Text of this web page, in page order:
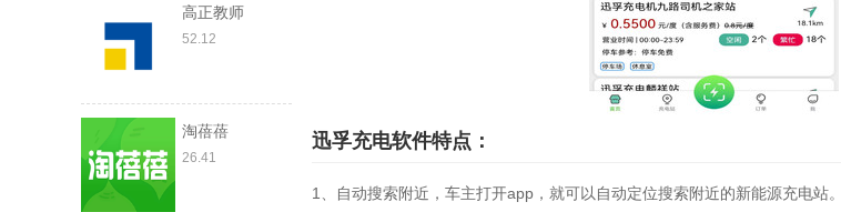
高正教师
52.12
淘蓓蓓
26.41
迅孚充电软件特点：
1、自动搜索附近，车主打开app，就可以自动定位搜索附近的新能源充电站。